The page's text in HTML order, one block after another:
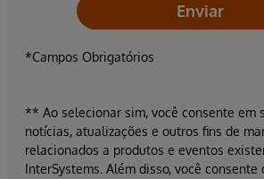
Enviar
*Campos Obrigatórios
** Ao selecionar sim, você consente em
notícias, atualizações e outros fins de
relacionados a produtos e eventos
InterSystems. Além disso, você consente